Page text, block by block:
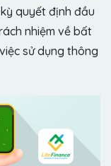
quyết định đầu
nhiệm về bất
sử dụng thông